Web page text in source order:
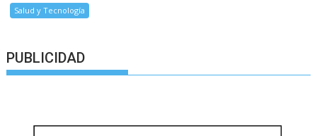
Salud y Tecnología
PUBLICIDAD